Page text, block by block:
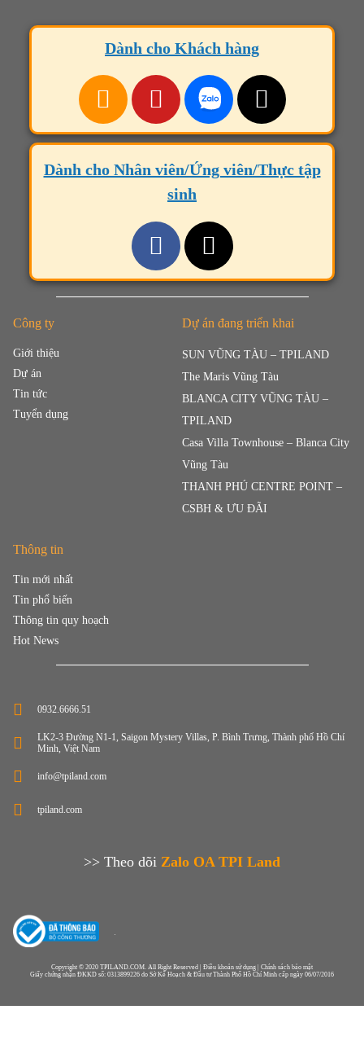
Dành cho Khách hàng
Dành cho Nhân viên/Ứng viên/Thực tập
sinh
Công ty
Giới thiệu
Dự án
Tin tức
Tuyển dụng
Dự án đang triển khai
SUN VŨNG TÀU – TPILAND
The Maris Vũng Tàu
BLANCA CITY VŨNG TÀU –
TPILAND
Casa Villa Townhouse – Blanca City
Vũng Tàu
THANH PHÚ CENTRE POINT –
CSBH & ƯU ĐÃI
Thông tin
Tin mới nhất
Tin phổ biến
Thông tin quy hoạch
Hot News
0932.6666.51
LK2-3 Đường N1-1, Saigon Mystery Villas, P. Bình Trưng, Thành phố Hồ Chí
Minh, Việt Nam
info@tpiland.com
tpiland.com
>> Theo dõi Zalo OA TPI Land
Copyright © 2020 TPILAND.COM. All Right Reserved | Điều khoản sử dụng | Chính sách bảo mật
Giấy chứng nhận ĐKKD số: 0313899226 do Sở Kế Hoạch & Đầu tư Thành Phố Hồ Chí Minh cấp ngày 06/07/2016